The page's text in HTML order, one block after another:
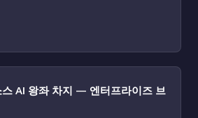
AI 왕좌 차지 — 엔터프라이즈 브